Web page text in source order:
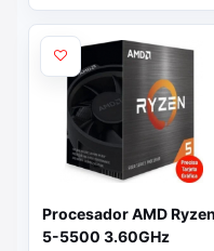
Procesador AMD Ryzen
5-5500 3.60GHz